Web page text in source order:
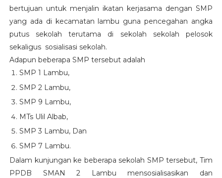
bertujuan untuk menjalin ikatan kerjasama dengan SMP
yang ada di kecamatan lambu guna pencegahan angka
putus sekolah terutama di sekolah sekolah pelosok
sekaligus sosialisasi sekolah.
Adapun beberapa SMP tersebut adalah
SMP 1 Lambu,
SMP 2 Lambu,
SMP 9 Lambu,
MTs Ulil Albab,
SMP 3 Lambu, Dan
SMP 7 Lambu.
Dalam kunjungan ke beberapa sekolah SMP tersebut, Tim
PPDB SMAN 2 Lambu mensosialisasikan dan